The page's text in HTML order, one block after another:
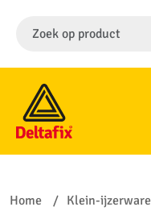
Home Klein-